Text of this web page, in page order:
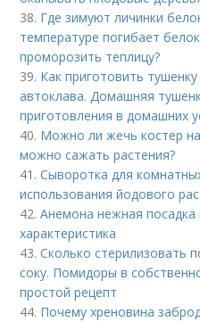
38. Где зимуют личинки
температуре погибает
проморозить теплицу?
39. Как приготовить
автоклава. Домашняя
приготовления в домашних
40. Можно ли жечь костер
можно сажать растения?
41.Сыворотка для
использования йодового
42.Анемона нежная
характеристика
43.Сколько стерилизовать
соку. Помидоры в
простой рецепт
44. Почему хреновина